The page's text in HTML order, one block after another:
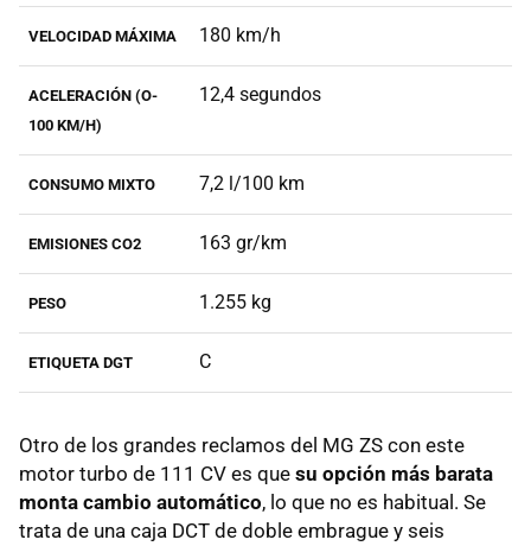
VELOCIDAD MÁXIMA 180 km/h
ACELERACIÓN (O-
100 KM/H)
12,4 segundos
CONSUMO MIXTO 7,2 l/100 km
EMISIONES CO2 163 gr/km
PESO 1.255 kg
ETIQUETA DGT C
Otro de los grandes reclamos del MG ZS con este
motor turbo de 111 CV es que su opción más barata
monta cambio automático, lo que no es habitual. Se
trata de una caja DCT de doble embrague y seis